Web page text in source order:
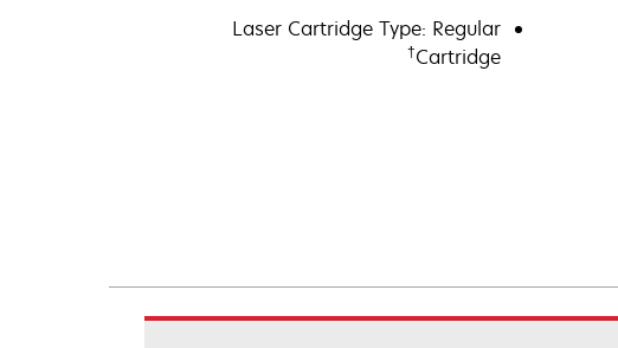
Laser Cartridge Type: Regular
Cartridge
†